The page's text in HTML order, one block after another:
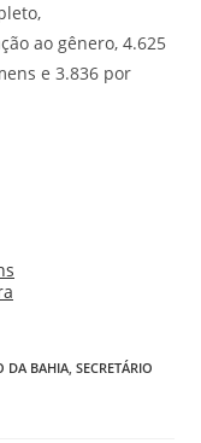
ao gênero, 4.625
e 3.836 por
DA BAHIA, SECRETÁRIO